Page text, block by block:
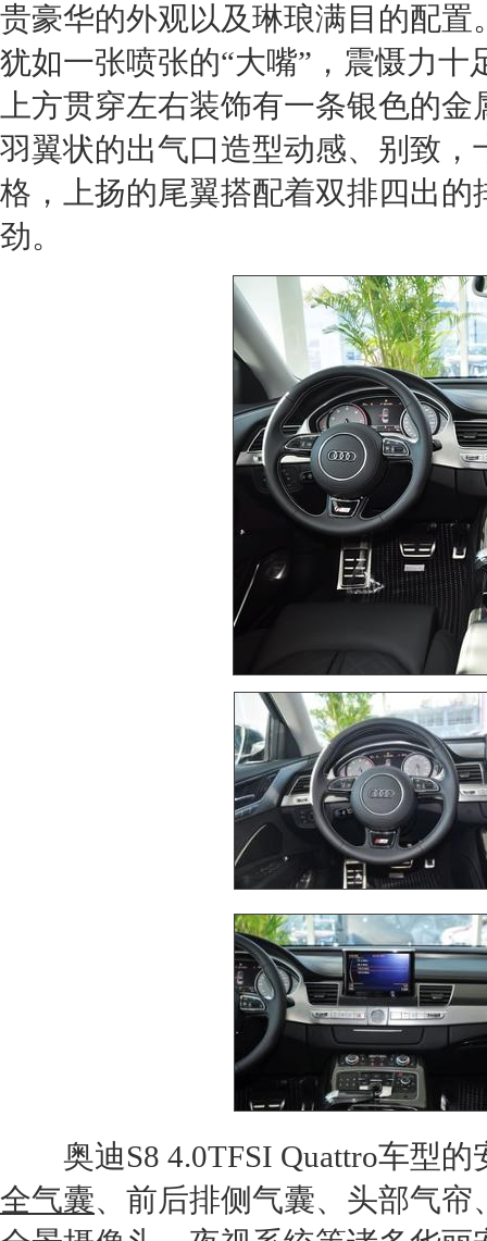
贵豪华的外观以及琳琅满目的配
犹如一张喷张的“大嘴”，震慑力
上方贯穿左右装饰有一条银色的
羽翼状的出气口造型动感、别致，
格，上扬的尾翼搭配着双排四出
劲。
奥迪S8 4.0TFSI Quattro车型
全气囊、前后排侧气囊、头部气